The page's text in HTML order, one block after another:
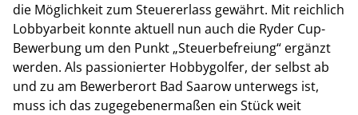
die Möglichkeit zum Steuererlass gewährt. Mit reichlich
Lobbyarbeit konnte aktuell nun auch die Ryder Cup-
Bewerbung um den Punkt „Steuerbefreiung“ ergänzt
werden. Als passionierter Hobbygolfer, der selbst ab
und zu am Bewerberort Bad Saarow unterwegs ist,
muss ich das zugegebenermaßen ein Stück weit